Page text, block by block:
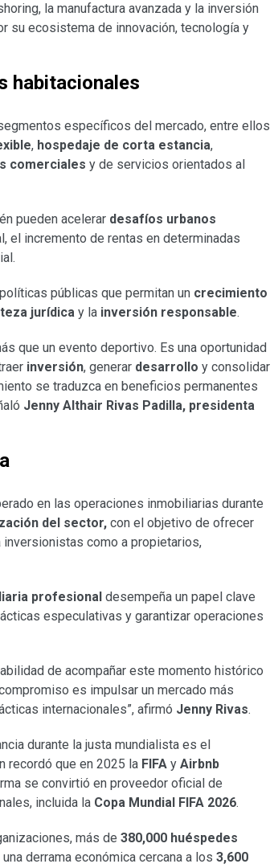
la manufactura avanzada y la inversión
su ecosistema de innovación, tecnología y
habitacionales
específicos del mercado, entre ellos
, hospedaje de corta estancia,
comerciales y de servicios orientados al
pueden acelerar desafíos urbanos
el incremento de rentas en determinadas
públicas que permitan un crecimiento
jurídica y la inversión responsable.
que un evento deportivo. Es una oportunidad
inversión, generar desarrollo y consolidar
se traduzca en beneficios permanentes
Jenny Althair Rivas Padilla, presidenta
en las operaciones inmobiliarias durante
del sector, con el objetivo de ofrecer
inversionistas como a propietarios,
profesional desempeña un papel clave
especulativas y garantizar operaciones
de acompañar este momento histórico
es impulsar un mercado más
internacionales”, afirmó Jenny Rivas.
durante la justa mundialista es el
recordó que en 2025 la FIFA y Airbnb
se convirtió en proveedor oficial de
incluida la Copa Mundial FIFA 2026.
más de 380,000 huéspedes
derrama económica cercana a los 3,600